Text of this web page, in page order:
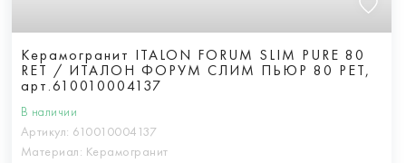
Керамогранит ITALON FORUM SLIM PURE 80
RET / ИТАЛОН ФОРУМ СЛИМ ПЬЮР 80 РЕТ,
арт.610010004137
В наличии
Артикул: 610010004137
Материал: Керамогранит